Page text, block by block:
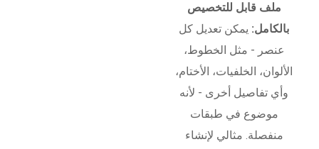
ملف قابل للتخصيص
بالكامل: يمكن تعديل كل
عنصر - مثل الخطوط،
الألوان، الخلفيات، الأختام،
وأي تفاصيل أخرى - لأنه
موضوع في طبقات
منفصلة. مثالي لإنشاء